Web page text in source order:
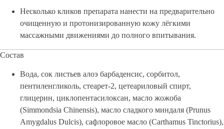
Несколько кликов препарата нанести на предварительно
очищенную и протонизированную кожу лёгкими
массажными движениями до полного впитывания.
Состав
Вода, сок листьев алоэ барбаденсис, сорбитол,
пентиленгликоль, стеарет-2, цетеариловый спирт,
глицерин, циклопентасилоксан, масло жожоба
(Simmondsia Chinensis), масло сладкого миндаля (Prunus
Amygdalus Dulcis), сафлоровое масло (Carthamus Tinctorius),